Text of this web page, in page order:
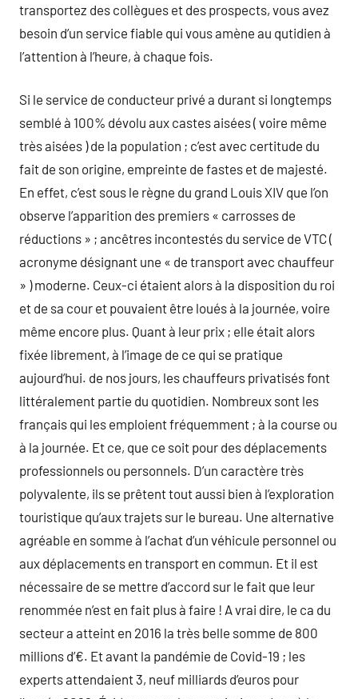
transportez des collègues et des prospects, vous avez
besoin d’un service fiable qui vous amène au qutidien à
l’attention à l’heure, à chaque fois.
Si le service de conducteur privé a durant si longtemps
semblé à 100% dévolu aux castes aisées ( voire même
très aisées ) de la population ; c’est avec certitude du
fait de son origine, empreinte de fastes et de majesté.
En effet, c’est sous le règne du grand Louis XIV que l’on
observe l’apparition des premiers « carrosses de
réductions » ; ancêtres incontestés du service de VTC (
acronyme désignant une « de transport avec chauffeur
» ) moderne. Ceux-ci étaient alors à la disposition du roi
et de sa cour et pouvaient être loués à la journée, voire
même encore plus. Quant à leur prix ; elle était alors
fixée librement, à l’image de ce qui se pratique
aujourd’hui. de nos jours, les chauffeurs privatisés font
littéralement partie du quotidien. Nombreux sont les
français qui les emploient fréquemment ; à la course ou
à la journée. Et ce, que ce soit pour des déplacements
professionnels ou personnels. D’un caractère très
polyvalente, ils se prêtent tout aussi bien à l’exploration
touristique qu’aux trajets sur le bureau. Une alternative
agréable en somme à l’achat d’un véhicule personnel ou
aux déplacements en transport en commun. Et il est
nécessaire de se mettre d’accord sur le fait que leur
renommée n’est en fait plus à faire ! A vrai dire, le ca du
secteur a atteint en 2016 la très belle somme de 800
millions d’€. Et avant la pandémie de Covid-19 ; les
experts attendaient 3, neuf milliards d’euros pour